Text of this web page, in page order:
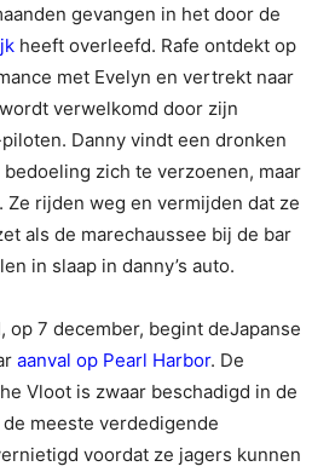
gevangen in het door de
heeft overleefd. Rafe ontdekt op
met Evelyn en vertrekt naar
verwelkomd door zijn
Danny vindt een dronken
bedoeling zich te verzoenen, maar
rijden weg en vermijden dat ze
als de marechaussee bij de bar
in slaap in danny’s auto.
op 7 december, begint deJapanse
aanval op Pearl Harbor. De
Vloot is zwaar beschadigd in de
meeste verdedigende
voordat ze jagers kunnen